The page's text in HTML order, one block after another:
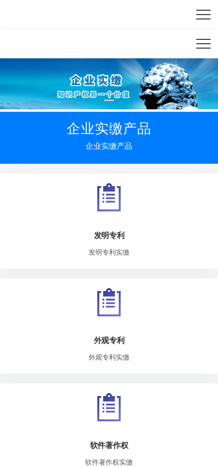
企业实缴产品
企业实缴产品
发明专利
发明专利实缴
外观专利
外观专利实缴
软件著作权
软件著作权实缴